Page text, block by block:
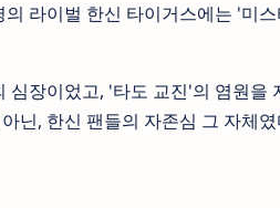
라이벌 한신 타이거스에는 '미
장이었고, '타도 교진'의 염원을
닌, 한신 팬들의 자존심 그 자체였